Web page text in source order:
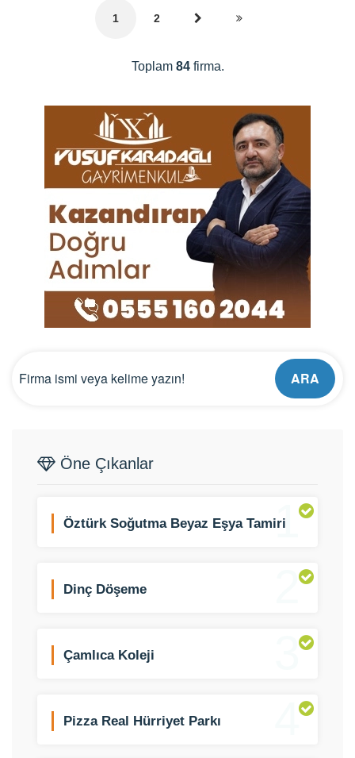
1 2
Toplam 84firma.
ARA
Öne Çıkanlar
1
Öztürk Soğutma Beyaz Eşya Tamiri
2
Dinç Döşeme
3
Çamlıca Koleji
4
Pizza Real Hürriyet Parkı